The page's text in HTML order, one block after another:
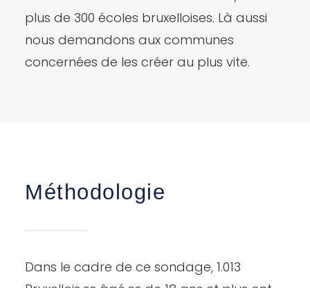
plus de 300 écoles bruxelloises. Là aussi
nous demandons aux communes
concernées de les créer au plus vite.
Méthodologie
Dans le cadre de ce sondage, 1.013